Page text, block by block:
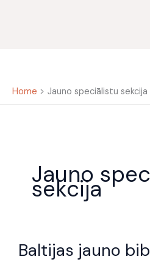
Home Jauno speciālistu sekcija
Jauno
sekcija
Baltijas jauno
jauno